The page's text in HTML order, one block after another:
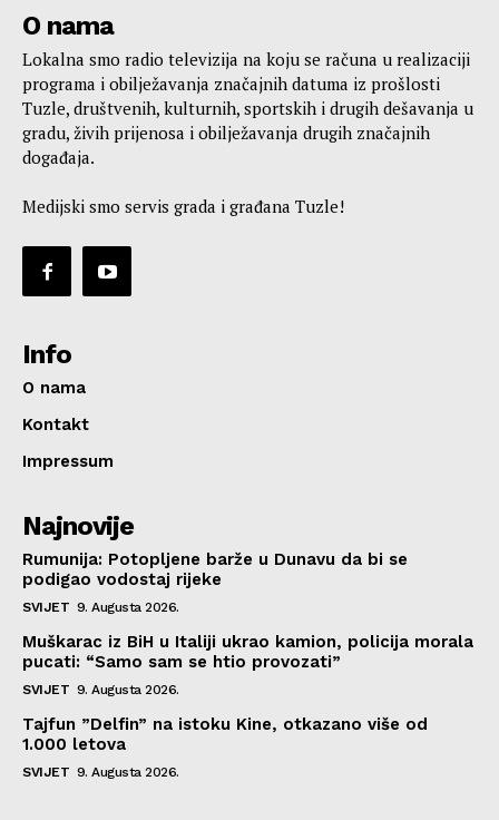
O nama
Lokalna smo radio televizija na koju se računa u realizaciji
programa i obilježavanja značajnih datuma iz prošlosti
Tuzle, društvenih, kulturnih, sportskih i drugih dešavanja u
gradu, živih prijenosa i obilježavanja drugih značajnih
događaja.
Medijski smo servis grada i građana Tuzle!
Info
O nama
Kontakt
Impressum
Najnovije
Rumunija: Potopljene barže u Dunavu da bi se
podigao vodostaj rijeke
SVIJET 9. Augusta 2026.
Muškarac iz BiH u Italiji ukrao kamion, policija morala
pucati: “Samo sam se htio provozati”
SVIJET 9. Augusta 2026.
Tajfun ”Delfin” na istoku Kine, otkazano više od
1.000 letova
SVIJET 9. Augusta 2026.